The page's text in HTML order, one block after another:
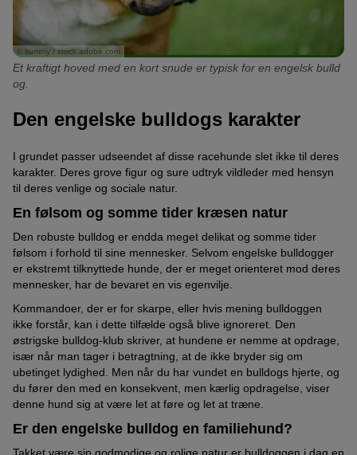
© ltummy / stock.adobe.com
Et kraftigt hoved med en kort snude er typisk for en engelsk bulld
og.
Den engelske bulldogs karakter
I grundet passer udseendet af disse racehunde slet ikke til deres
karakter. Deres grove figur og sure udtryk vildleder med hensyn
til deres venlige og sociale natur.
En følsom og somme tider kræsen natur
Den robuste bulldog er endda meget delikat og somme tider
følsom i forhold til sine mennesker. Selvom engelske bulldogger
er ekstremt tilknyttede hunde, der er meget orienteret mod deres
mennesker, har de bevaret en vis egenvilje.
Kommandoer, der er for skarpe, eller hvis mening bulldoggen
ikke forstår, kan i dette tilfælde også blive ignoreret. Den
østrigske bulldog-klub skriver, at hundene er nemme at opdrage,
især når man tager i betragtning, at de ikke bryder sig om
ubetinget lydighed. Men når du har vundet en bulldogs hjerte, og
du fører den med en konsekvent, men kærlig opdragelse, viser
denne hund sig at være let at føre og let at træne.
Er den engelske bulldog en familiehund?
Takket være sin godmodige og rolige natur er bulldoggen i dag en